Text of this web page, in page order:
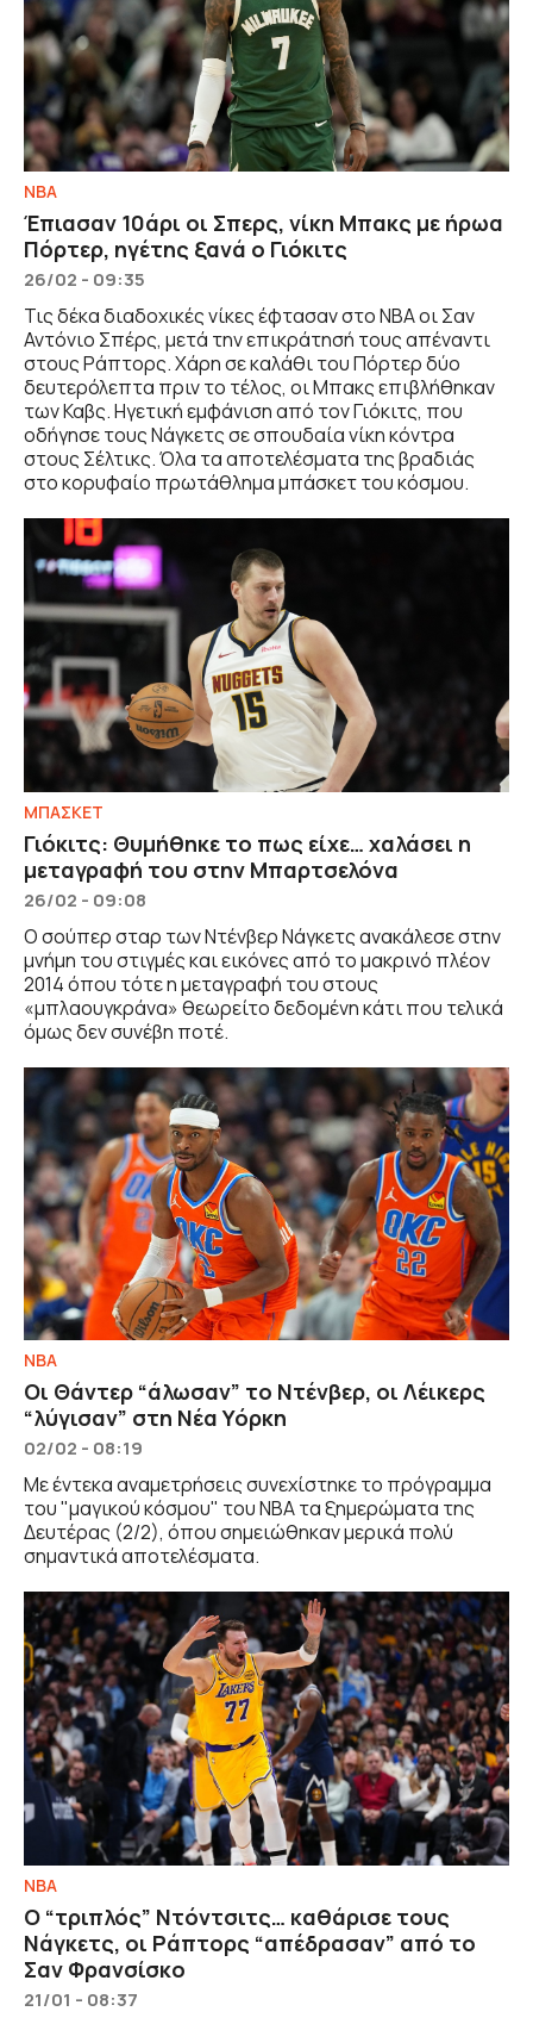
NBA
Έπιασαν 10άρι οι Σπερς, νίκη Μπακς με ήρωα
Πόρτερ, ηγέτης ξανά ο Γιόκιτς
26/02 - 09:35
Τις δέκα διαδοχικές νίκες έφτασαν στο ΝΒΑ οι Σαν
Αντόνιο Σπέρς, μετά την επικράτησή τους απέναντι
στους Ράπτορς. Χάρη σε καλάθι του Πόρτερ δύο
δευτερόλεπτα πριν το τέλος, οι Μπακς επιβλήθηκαν
των Καβς. Ηγετική εμφάνιση από τον Γιόκιτς, που
οδήγησε τους Νάγκετς σε σπουδαία νίκη κόντρα
στους Σέλτικς. Όλα τα αποτελέσματα της βραδιάς
στο κορυφαίο πρωτάθλημα μπάσκετ του κόσμου.
ΜΠΑΣΚΕΤ
Γιόκιτς: Θυμήθηκε το πως είχε… χαλάσει η
μεταγραφή του στην Μπαρτσελόνα
26/02 - 09:08
Ο σούπερ σταρ των Ντένβερ Νάγκετς ανακάλεσε στην
μνήμη του στιγμές και εικόνες από το μακρινό πλέον
2014 όπου τότε η μεταγραφή του στους
«μπλαουγκράνα» θεωρείτο δεδομένη κάτι που τελικά
όμως δεν συνέβη ποτέ.
NBA
Οι Θάντερ “άλωσαν” το Ντένβερ, οι Λέικερς
“λύγισαν” στη Νέα Υόρκη
02/02 - 08:19
Με έντεκα αναμετρήσεις συνεχίστηκε το πρόγραμμα
του "μαγικού κόσμου" του NBA τα ξημερώματα της
Δευτέρας (2/2), όπου σημειώθηκαν μερικά πολύ
σημαντικά αποτελέσματα.
NBA
Ο “τριπλός” Ντόντσιτς… καθάρισε τους
Νάγκετς, οι Ράπτορς “απέδρασαν” από το
Σαν Φρανσίσκο
21/01 - 08:37